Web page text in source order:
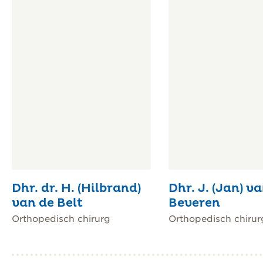
Dhr. dr. H. (Hilbrand)
van de Belt
Orthopedisch chirurg
Dhr. J. (Jan)
Beveren
Orthopedisch